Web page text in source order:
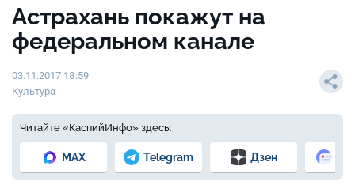
Астрахань покажут на
федеральном канале
03.11.2017 18:59
Культура
Читайте «КаспийИнфо» здесь:
MAX Telegram Дзен